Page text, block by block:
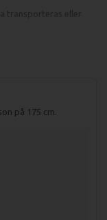
transporteras eller
på 175 cm.